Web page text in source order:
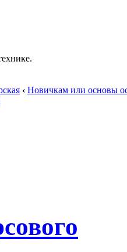
‹ Новичкам или основы